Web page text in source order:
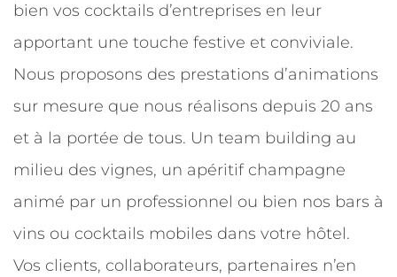
bien vos cocktails d’entreprises en leur
apportant une touche festive et conviviale.
Nous proposons des prestations d’animations
sur mesure que nous réalisons depuis 20 ans
et à la portée de tous. Un team building au
milieu des vignes, un apéritif champagne
animé par un professionnel ou bien nos bars à
vins ou cocktails mobiles dans votre hôtel.
Vos clients, collaborateurs, partenaires n’en